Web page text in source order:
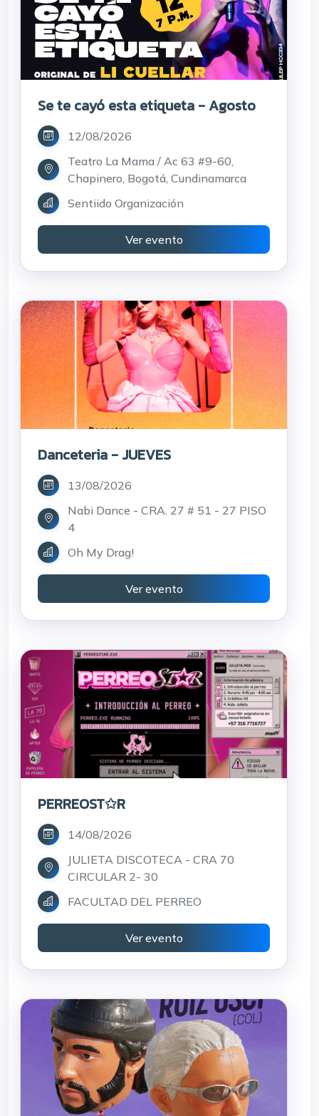
Se te cayó esta etiqueta - Agosto
12/08/2026
Teatro La Mama / Ac 63 #9-60,
Chapinero, Bogotá, Cundinamarca
Sentiido Organización
Ver evento
Danceteria - JUEVES
13/08/2026
Nabi Dance - CRA. 27 # 51 - 27 PISO
4
Oh My Drag!
Ver evento
PERREOST✩R
14/08/2026
JULIETA DISCOTECA - CRA 70
CIRCULAR 2- 30
FACULTAD DEL PERREO
Ver evento